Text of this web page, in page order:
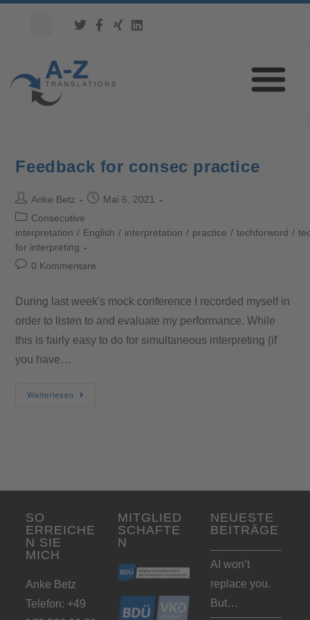
Feedback for consec practice
Anke Betz
Mai 6, 2021
Consecutive
interpretation / English / interpretation / practice / techforword /
for interpreting
0 Kommentare
During last week's mock conference I recorded myself in
order to listen to and evaluate my performance. While
this is fairly easy to do for simultaneous interpreting (if
you have…
Weiterlesen
SO
ERREICHE
N SIE
MICH
Anke Betz
Telefon: +49
MITGLIED
SCHAFTE
N
NEUESTE
BEITRÄGE
AI won’t
replace you.
But…